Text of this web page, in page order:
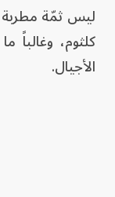
ليس ثمّة
كلثوم، وغالباً
الأجيال.